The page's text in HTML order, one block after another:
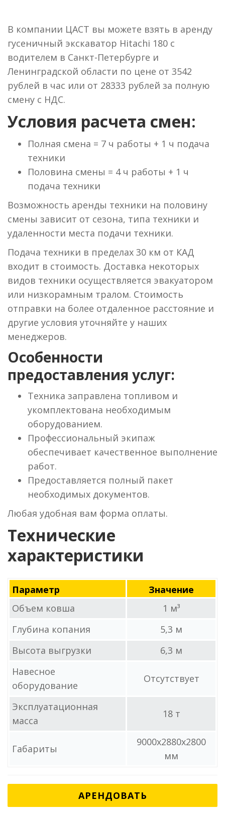
В компании ЦАСТ вы можете взять в аренду
гусеничный экскаватор Hitachi 180 с
водителем в Санкт-Петербурге и
Ленинградской области по цене от 3542
рублей в час или от 28333 рублей за полную
смену с НДС.
Условия расчета смен:
Полная смена = 7 ч работы + 1 ч подача
техники
Половина смены = 4 ч работы + 1 ч
подача техники
Возможность аренды техники на половину
смены зависит от сезона, типа техники и
удаленности места подачи техники.
Подача техники в пределах 30 км от КАД
входит в стоимость. Доставка некоторых
видов техники осуществляется эвакуатором
или низкорамным тралом. Стоимость
отправки на более отдаленное расстояние и
другие условия уточняйте у наших
менеджеров.
Особенности
предоставления услуг:
Техника заправлена топливом и
укомплектована необходимым
оборудованием.
Профессиональный экипаж
обеспечивает качественное выполнение
работ.
Предоставляется полный пакет
необходимых документов.
Любая удобная вам форма оплаты.
Технические
характеристики
Параметр
Значение
Объем ковша
1 м³
Глубина копания
5,3 м
Высота выгрузки
6,3 м
Навесное
оборудование
Отсутствует
Эксплуатационная
масса
18 т
Габариты
9000x2880x2800
мм
АРЕНДОВАТЬ